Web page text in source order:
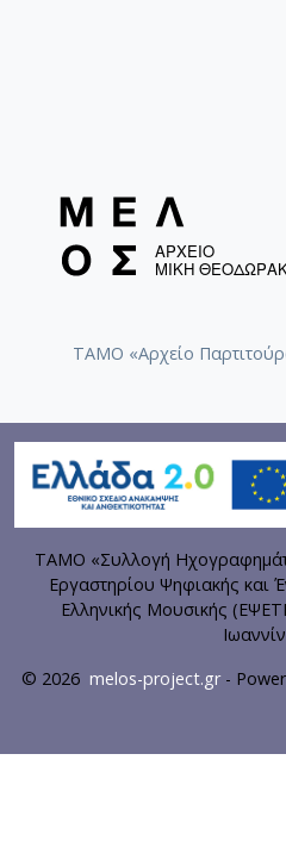
ΤΑΜΟ «Αρχείο
ΤΑΜΟ «Συλλογή
Εργαστηρίου Ψηφιακής και
Ελληνικής Μουσικής
© 2026 melos-project.gr-